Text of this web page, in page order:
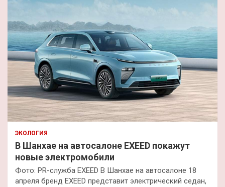
ЭКОЛОГИЯ
В Шанхае на автосалоне EXEED покажут
новые электромобили
Фото: PR-служба EXEED В Шанхае на автосалоне 18
апреля бренд EXEED представит электрический седан,